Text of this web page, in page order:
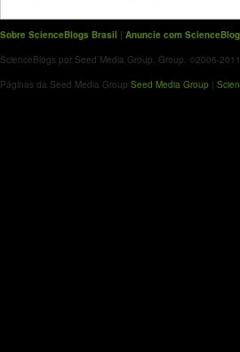
Sobre ScienceBlogs Brasil | Anuncie com
ScienceBlogs por Seed Media Group. Group. ©2006-
Páginas da Seed Media Group Seed Media Group |